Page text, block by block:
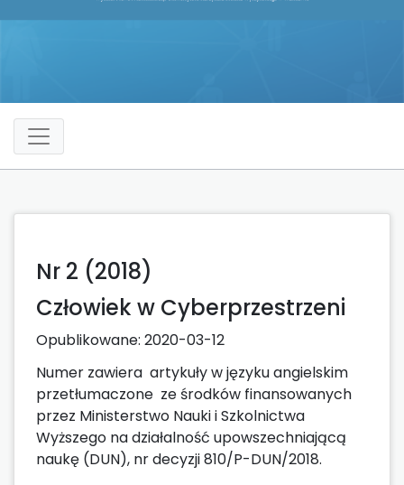
Nr 2 (2018)
Człowiek w Cyberprzestrzeni
Opublikowane: 2020-03-12
Numer zawiera artykuły w języku angielskim
przetłumaczone ze środków finansowanych
przez Ministerstwo Nauki i Szkolnictwa
Wyższego na działalność upowszechniającą
naukę (DUN), nr decyzji 810/P-DUN/2018.